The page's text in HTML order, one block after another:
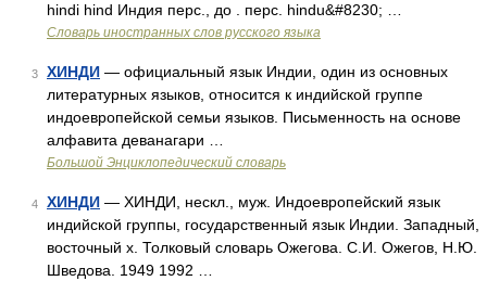
hindi hind Индия перс., до . перс. hindu&#8230; …
Словарь иностранных слов русского языка
3 ХИНДИ — официальный язык Индии, один из основных
литературных языков, относится к индийской группе
индоевропейской семьи языков. Письменность на основе
алфавита деванагари …
Большой Энциклопедический словарь
4 ХИНДИ — ХИНДИ, нескл., муж. Индоевропейский язык
индийской группы, государственный язык Индии. Западный,
восточный х. Толковый словарь Ожегова. С.И. Ожегов, Н.Ю.
Шведова. 1949 1992 …